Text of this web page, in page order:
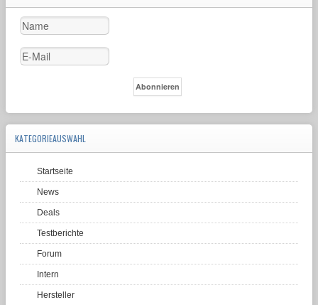
KATEGORIEAUSWAHL
Startseite
News
Deals
Testberichte
Forum
Intern
Hersteller